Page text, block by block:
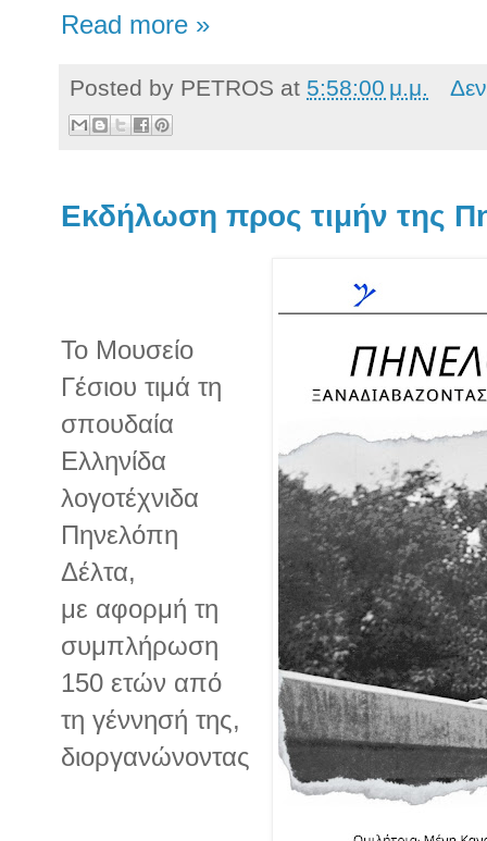
Read more »
Posted by PETROS at 5:58:00 μ.μ.
Εκδήλωση προς τιμήν της
Το Μουσείο
Γέσιου τιμά τη
σπουδαία
Ελληνίδα
λογοτέχνιδα
Πηνελόπη
Δέλτα,
με αφορμή τη
συμπλήρωση
150 ετών από
τη γέννησή της,
διοργανώνοντας